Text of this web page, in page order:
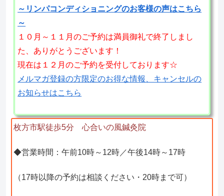
～リンパコンディショニングのお客様の声はこちら
～
１０月～１１月のご予約は満員御礼で終了しまし
た、ありがとうございます！
現在は１２月のご予約を受付しております☆
メルマガ登録の方限定のお得な情報、キャンセルの
お知らせはこちら
枚方市駅徒歩5分 心合いの風鍼灸院
◆営業時間：午前10時～12時／午後14時～17時
（17時以降の予約は相談ください・20時まで可）